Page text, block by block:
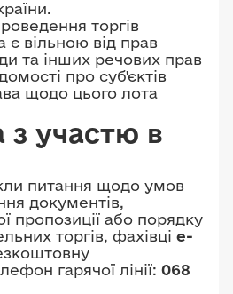
торгів
є вільною від прав
та інших речових прав
про суб'єктів
щодо цього лота
з участю в
питання щодо умов
документів,
пропозиції або порядку
торгів, фахівці e-
гарячої лінії: 068